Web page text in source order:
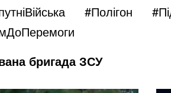
#Полігон
бригада ЗСУ